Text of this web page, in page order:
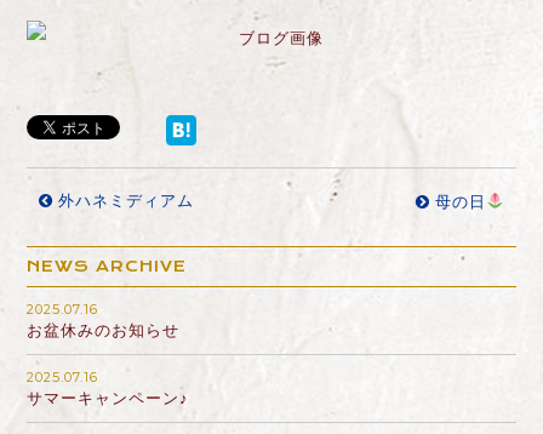
外ハネミディアム 母の日
NEWS ARCHIVE
2025.07.16
お盆休みのお知らせ
2025.07.16
サマーキャンペーン♪